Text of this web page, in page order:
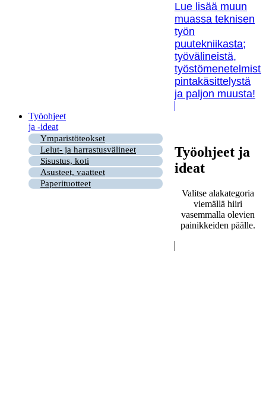
Lue lisää muun
muassa teknisen
työn
puutekniikasta;
työvälineistä,
pintakäsittelystä
ja paljon muusta!
Työohjeet
ja -ideat
Ymparistöteokset
Lelut- ja harrastusvälineet
Sisustus, koti
Asusteet, vaatteet
Paperituotteet
Työohjeet ja
ideat
Valitse alakategoria
viemällä hiiri
vasemmalla olevien
painikkeiden päälle.